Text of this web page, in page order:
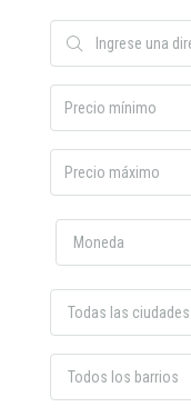
Moneda
Todas las ciudades
Todos los barrios